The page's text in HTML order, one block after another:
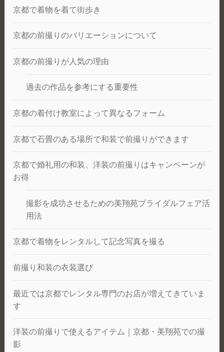
と
う。
京都で着物を着て街歩き
京都の前撮りのバリエーションについて
京都の前撮りが人気の理由
過去の作品を参考にする重要性
京都の着付け教室によって異なるフォーム
京都で石畳のある場所で和装で前撮りができます
京都で婚礼用の和装、洋装の前撮りはキャンペーンが
お得
撮影を成功させるための美翔苑ブライダルフェア活
用法
京都で着物をレンタルして記念写真を撮る
前撮り和装の衣装選び
最近では京都でレンタル専門のお店が増えてきていま
す
洋装の前撮りで使えるアイテム｜京都・美翔苑での撮
影